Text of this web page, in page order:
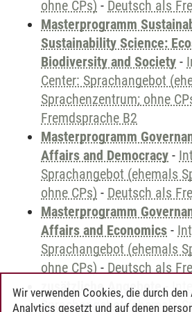
ohne CPs) - Deutsch als
Masterprogramm
Sustainability Science:
Biodiversity and Society -
Center: Sprachangebot
Sprachenzentrum; ohne
Fremdsprache B2
Masterprogramm
Affairs and Democracy -
Sprachangebot (ehemals
ohne CPs) - Deutsch als
Masterprogramm
Affairs and Economics -
Sprachangebot (ehemals
ohne CPs) - Deutsch als
zusätzliche Angebote-
Sprachangebot (ehemals
Wir verwenden Cookies, die durch
Analytics gesetzt und auf denen